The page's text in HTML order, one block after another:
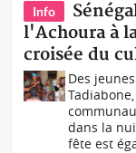
Info
l'Achoura à
croisée du
Des
dans la
fête est